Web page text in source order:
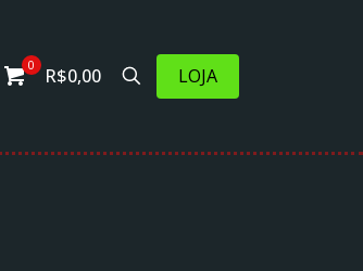
0 R$0,00 LOJA